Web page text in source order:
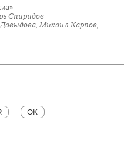
Спиридов
Михаил Карпов,
OK